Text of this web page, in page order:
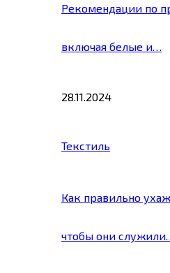
Рекомендации по
включая белые и…
28.11.2024
Текстиль
Как правильно
чтобы они